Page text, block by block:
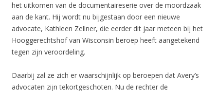
het uitkomen van de documentaireserie over de moordzaak
aan de kant. Hij wordt nu bijgestaan door een nieuwe
advocate, Kathleen Zellner, die eerder dit jaar meteen bij het
Hooggerechtshof van Wisconsin beroep heeft aangetekend
tegen zijn veroordeling.
Daarbij zal ze zich er waarschijnlijk op beroepen dat Avery’s
advocaten zijn tekortgeschoten. Nu de rechter de